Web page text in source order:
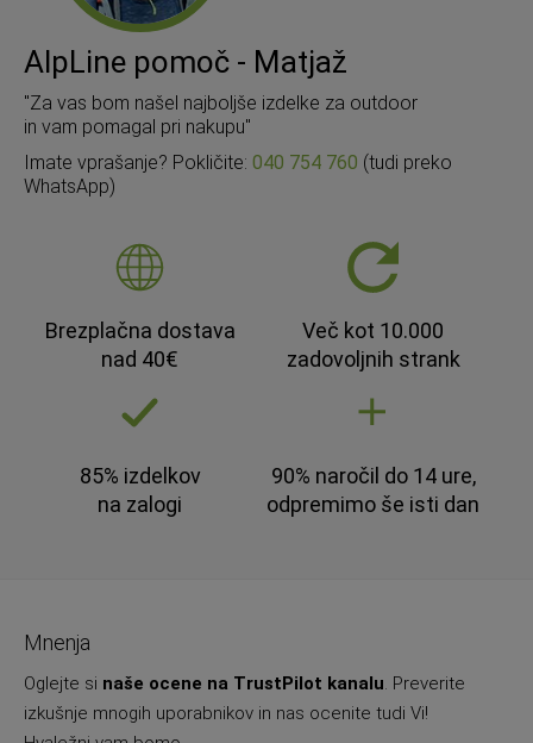
AlpLine pomoč - Matjaž
"Za vas bom našel najboljše izdelke za outdoor
in vam pomagal pri nakupu"
Imate vprašanje? Pokličite: 040 754 760 (tudi preko
WhatsApp)
Brezplačna dostava
nad 40€
Več kot 10.000
zadovoljnih strank
85% izdelkov
na zalogi
90% naročil do 14 ure,
odpremimo še isti dan
Mnenja
Oglejte si naše ocene na TrustPilot kanalu. Preverite
izkušnje mnogih uporabnikov in nas ocenite tudi Vi!